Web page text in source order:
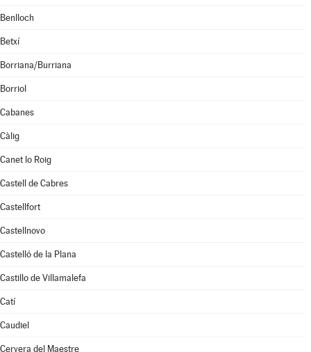
Benlloch
Betxí
Borriana/Burriana
Borriol
Cabanes
Càlig
Canet lo Roig
Castell de Cabres
Castellfort
Castellnovo
Castelló de la Plana
Castillo de Villamalefa
Catí
Caudiel
Cervera del Maestre